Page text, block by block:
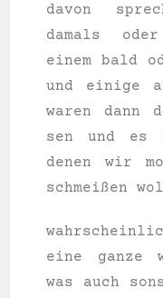
davon
damals
einem bald
und eini­ge
waren dann
sen und
denen wir
schmei­ßen
eine gan­ze
was auch